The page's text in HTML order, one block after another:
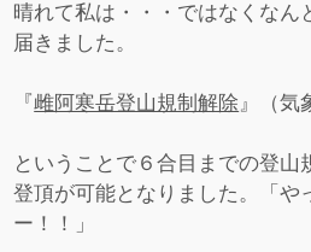
晴れて私は・・・ではなくなん
届きました。
『雌阿寒岳登山規制解除』（気
ということで６合目までの登山
登頂が可能となりました。「や
ー！！」